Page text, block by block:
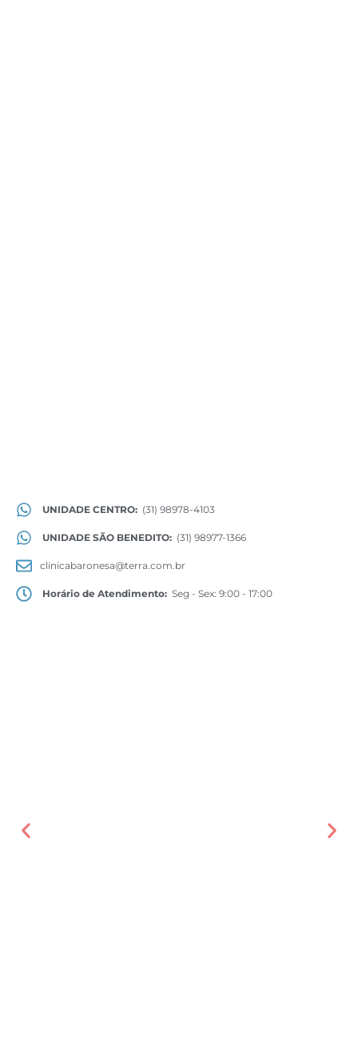
UNIDADE CENTRO: (31) 98978-4103
UNIDADE SÃO BENEDITO: (31) 98977-1366
clinicabaronesa@terra.com.br
Horário de Atendimento: Seg - Sex: 9:00 - 17:00